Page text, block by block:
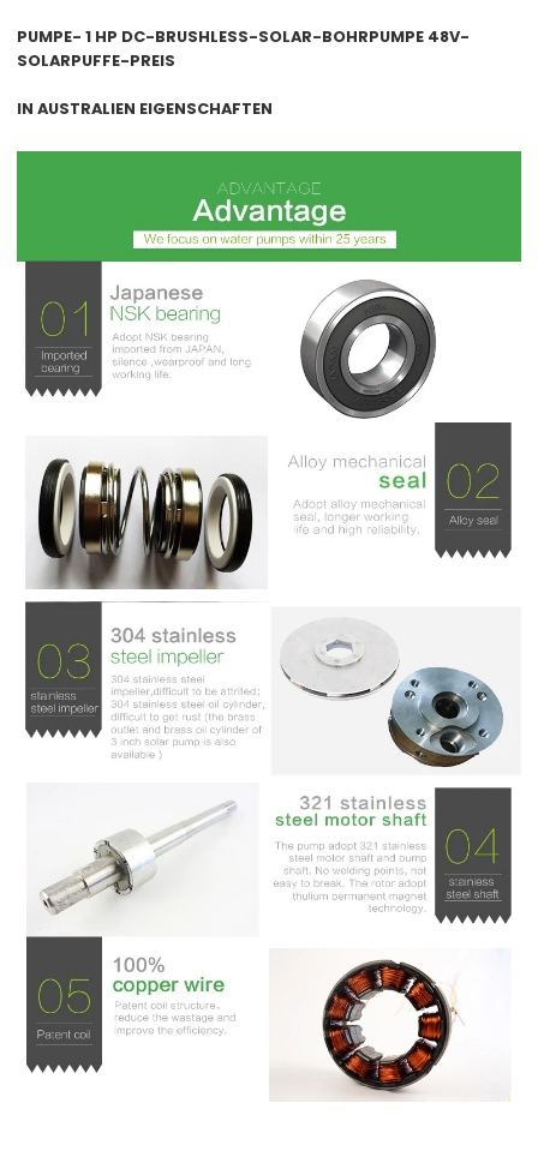
PUMPE- 1 HP DC-BRUSHLESS-SOLAR-BOHRPUMPE 48V-
SOLARPUFFE-PREIS
IN AUSTRALIEN EIGENSCHAFTEN